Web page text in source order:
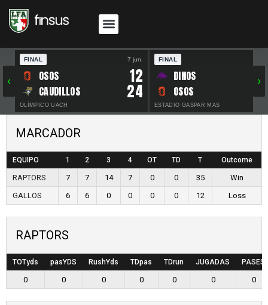
‹
FINAL 7 jun.
OSOS 12
CAUDILLOS 24
OLÍMPICO UACH
FINAL
DINOS
OSOS
ESTADIO GASPAR MAS
›
MARCADOR
EQUIPO 1 2 3 4 OT TD T Outcome
RAPTORS 7 7 14 7 0 0 35
Win
GALLOS
6 6 0 0 0 0 12 Loss
RAPTORS
TOTyds pasYDS RushYds TDpas TDrun JUGADAS PASES
0 0 0 0 0 0 0